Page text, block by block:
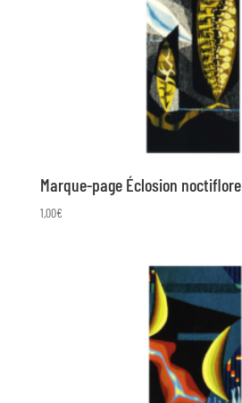
Marque-page Éclosion noctiflore
1,00€